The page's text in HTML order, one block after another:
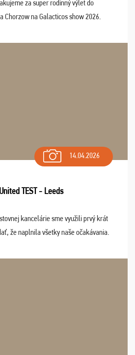
za super rodinný výlet do
Chorzow na Galacticos show 2026.
zábavný park Legendia, previe ...
14.04.2026
TEST - Leeds
kancelárie sme využili prvý krát
že naplnila všetky naše očakávania.
(milí, profesionálni ...